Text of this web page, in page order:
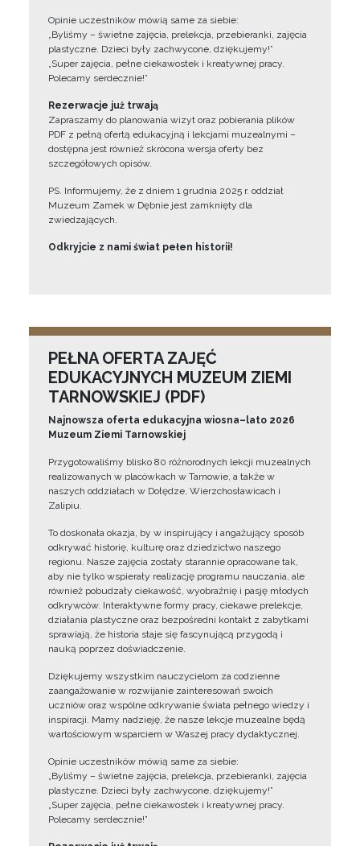
Opinie uczestników mówią same za siebie:
„Byliśmy – świetne zajęcia, prelekcja, przebieranki, zajęcia
plastyczne. Dzieci były zachwycone, dziękujemy!”
„Super zajęcia, pełne ciekawostek i kreatywnej pracy.
Polecamy serdecznie!”
Rezerwacje już trwają
Zapraszamy do planowania wizyt oraz pobierania plików
PDF z pełną ofertą edukacyjną i lekcjami muzealnymi –
dostępna jest również skrócona wersja oferty bez
szczegółowych opisów.
PS. Informujemy, że z dniem 1 grudnia 2025 r. oddział
Muzeum Zamek w Dębnie jest zamknięty dla
zwiedzających.
Odkryjcie z nami świat pełen historii!
PEŁNA OFERTA ZAJĘĆ
EDUKACYJNYCH MUZEUM ZIEMI
TARNOWSKIEJ (PDF)
Najnowsza oferta edukacyjna wiosna–lato 2026
Muzeum Ziemi Tarnowskiej
Przygotowaliśmy blisko 80 różnorodnych lekcji muzealnych
realizowanych w placówkach w Tarnowie, a także w
naszych oddziałach w Dołędze, Wierzchosławicach i
Zalipiu.
To doskonała okazja, by w inspirujący i angażujący sposób
odkrywać historię, kulturę oraz dziedzictwo naszego
regionu. Nasze zajęcia zostały starannie opracowane tak,
aby nie tylko wspierały realizację programu nauczania, ale
również pobudzały ciekawość, wyobraźnię i pasję młodych
odkrywców. Interaktywne formy pracy, ciekawe prelekcje,
działania plastyczne oraz bezpośredni kontakt z zabytkami
sprawiają, że historia staje się fascynującą przygodą i
nauką poprzez doświadczenie.
Dziękujemy wszystkim nauczycielom za codzienne
zaangażowanie w rozwijanie zainteresowań swoich
uczniów oraz wspólne odkrywanie świata pełnego wiedzy i
inspiracji. Mamy nadzieję, że nasze lekcje muzealne będą
wartościowym wsparciem w Waszej pracy dydaktycznej.
Opinie uczestników mówią same za siebie:
„Byliśmy – świetne zajęcia, prelekcja, przebieranki, zajęcia
plastyczne. Dzieci były zachwycone, dziękujemy!”
„Super zajęcia, pełne ciekawostek i kreatywnej pracy.
Polecamy serdecznie!”